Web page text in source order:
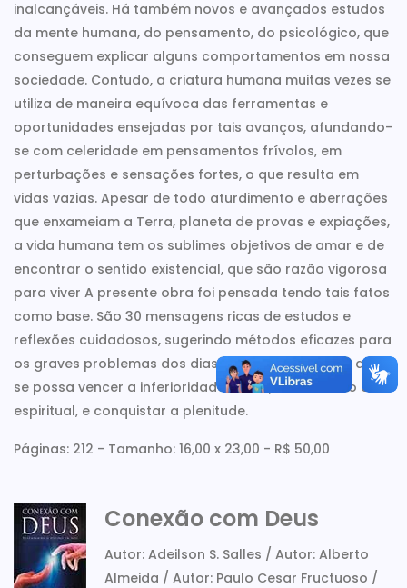
inalcançáveis. Há também novos e avançados estudos
da mente humana, do pensamento, do psicológico, que
conseguem explicar alguns comportamentos em nossa
sociedade. Contudo, a criatura humana muitas vezes se
utiliza de maneira equívoca das ferramentas e
oportunidades ensejadas por tais avanços, afundando-
se com celeridade em pensamentos frívolos, em
perturbações e sensações fortes, o que resulta em
vidas vazias. Apesar de todo aturdimento e aberrações
que enxameiam a Terra, planeta de provas e expiações,
a vida humana tem os sublimes objetivos de amar e de
encontrar o sentido existencial, que são razão vigorosa
para viver A presente obra foi pensada tendo tais fatos
como base. São 30 mensagens ricas de estudos e
reflexões cuidadosos, sugerindo métodos eficazes para
os graves problemas dos dias modernos, a fim de que
se possa vencer a inferioridade moral, assim como a
espiritual, e conquistar a plenitude.
Páginas: 212 - Tamanho: 16,00 x 23,00 - R$ 50,00
Conexão com Deus
Autor: Adeilson S. Salles / Autor: Alberto
Almeida / Autor: Paulo Cesar Fructuoso /